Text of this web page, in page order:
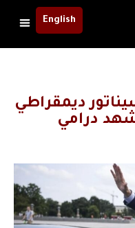
English
ديمقراطي
درامي